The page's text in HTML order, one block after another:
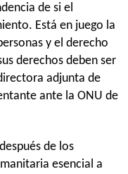
de si el
Está en juego la
y el derecho
derechos deben ser
adjunta de
ante la ONU de
de los
esencial a